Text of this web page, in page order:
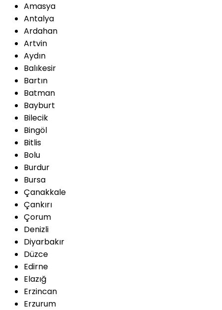
Amasya
Antalya
Ardahan
Artvin
Aydın
Balıkesir
Bartın
Batman
Bayburt
Bilecik
Bingöl
Bitlis
Bolu
Burdur
Bursa
Çanakkale
Çankırı
Çorum
Denizli
Diyarbakır
Düzce
Edirne
Elazığ
Erzincan
Erzurum